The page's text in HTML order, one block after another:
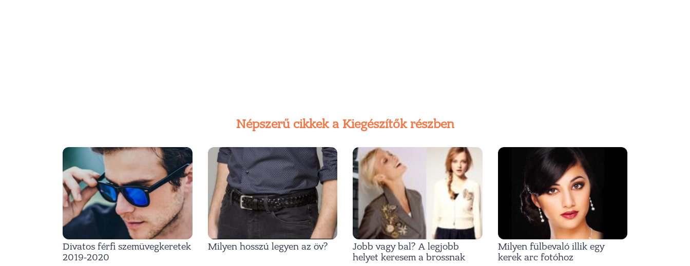
Népszerű cikkek a Kiegészítők részben
Divatos férfi szemüvegkeretek
2019-2020
Milyen hosszú legyen az öv?
Jobb vagy bal? A legjobb
helyet keresem a brossnak
Milyen fülbevaló illik egy
kerek arc fotóhoz